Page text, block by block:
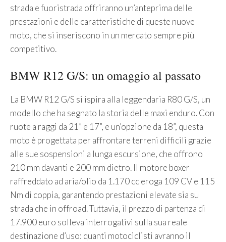
strada e fuoristrada offriranno un’anteprima delle
prestazioni e delle caratteristiche di queste nuove
moto, che si inseriscono in un mercato sempre più
competitivo.
BMW R12 G/S: un omaggio al passato
La BMW R12 G/S si ispira alla leggendaria R80 G/S, un
modello che ha segnato la storia delle maxi enduro. Con
ruote a raggi da 21” e 17”, e un’opzione da 18”, questa
moto è progettata per affrontare terreni difficili grazie
alle sue sospensioni a lunga escursione, che offrono
210 mm davanti e 200 mm dietro. Il motore boxer
raffreddato ad aria/olio da 1.170 cc eroga 109 CV e 115
Nm di coppia, garantendo prestazioni elevate sia su
strada che in offroad. Tuttavia, il prezzo di partenza di
17.900 euro solleva interrogativi sulla sua reale
destinazione d’uso: quanti motociclisti avranno il